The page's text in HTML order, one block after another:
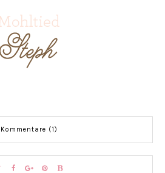
Kommentare (1)